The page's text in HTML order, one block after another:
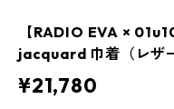
【RADIO EVA ×
jacquard 巾着（レザ
¥21,780